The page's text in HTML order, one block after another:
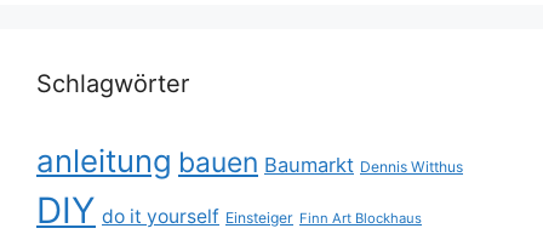
Schlagwörter
anleitung bauen Baumarkt Dennis Witthus
DIY do it yourself Einsteiger Finn Art Blockhaus